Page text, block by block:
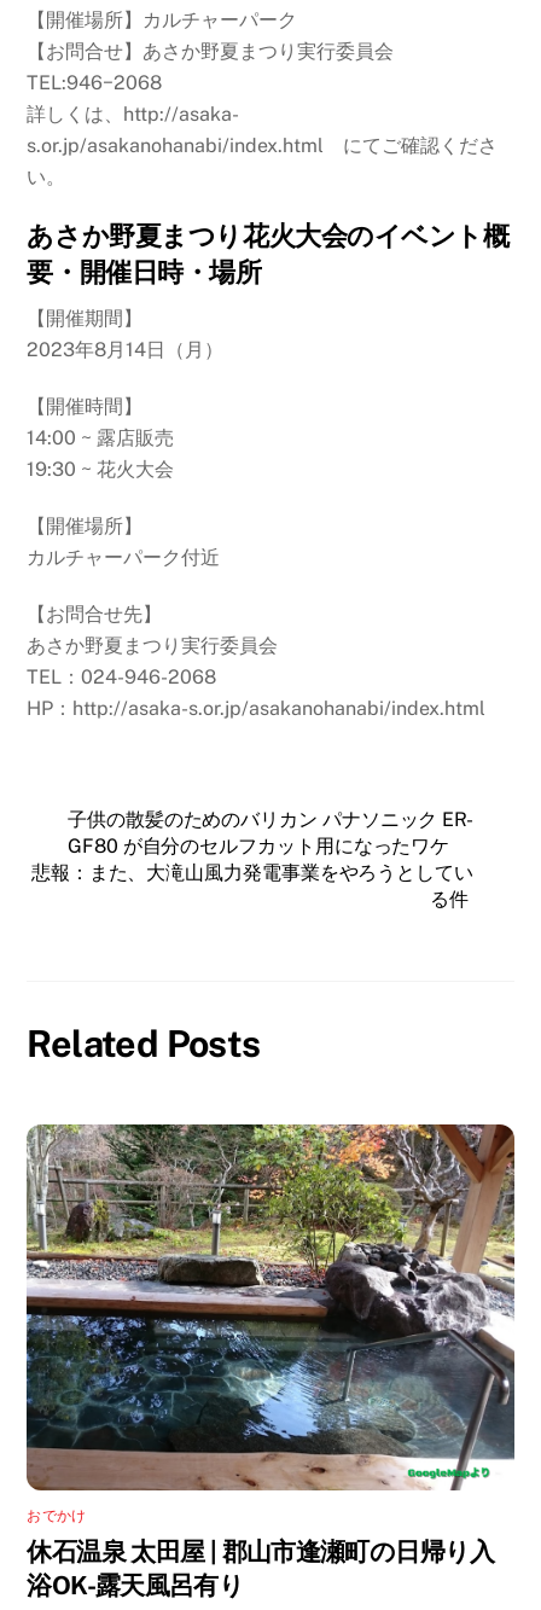
【開催場所】カルチャーパーク
【お問合せ】あさか野夏まつり実行委員会
TEL:946−2068
詳しくは、http://asaka-
s.or.jp/asakanohanabi/index.html にてご確認くださ
い。
あさか野夏まつり花火大会のイベント概
要・開催日時・場所
【開催期間】
2023年8月14日（月）
【開催時間】
14:00 ~ 露店販売
19:30 ~ 花火大会
【開催場所】
カルチャーパーク付近
【お問合せ先】
あさか野夏まつり実行委員会
TEL：024-946-2068
HP：http://asaka-s.or.jp/asakanohanabi/index.html
子供の散髪のためのバリカン パナソニック ER-
GF80 が自分のセルフカット用になったワケ
悲報：また、大滝山風力発電事業をやろうとしてい
る件
Related Posts
おでかけ
休石温泉 太田屋 | 郡山市逢瀬町の日帰り入
浴OK-露天風呂有り